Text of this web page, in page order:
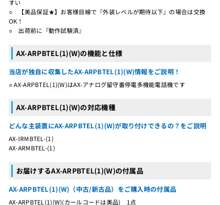
すい
○ 【美品保証★】お客様目線で『外装レベルが期待以下』の場合は交換
OK！
○ 出荷前に『動作試験済』
AX-ARPBTEL(1)(W)の機能と仕様
当店が独自に収集したAX-ARPBTEL(1)(W)情報をご説明！
○ AX-ARPBTEL(1)(W)はAX-アナログ留守番停電多機能電話機です
AX-ARPBTEL(1)(W)の対応機種
どんな主装置にAX-ARPBTEL(1)(W)が取り付けできるの？をご説明
AX-IRMBTEL-(1)
AX-ARMBTEL-(1)
お届けするAX-ARPBTEL(1)(W)の付属品
AX-ARPBTEL(1)(W)（中古/新古品）をご購入時の付属品
AX-ARPBTEL(1)(W)(カールコードは美品) 1点